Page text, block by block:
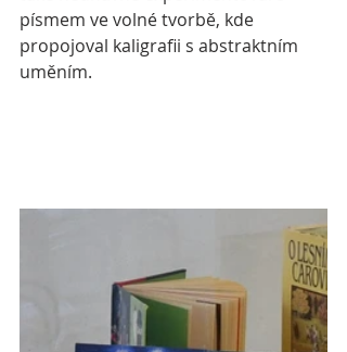
písmem ve volné tvorbě, kde
propojoval kaligrafii s abstraktním
uměním.